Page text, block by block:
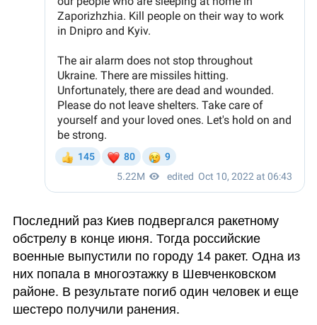
Последний раз Киев подвергался ракетному
обстрелу в конце июня. Тогда российские
военные выпустили по городу 14 ракет. Одна из
них попала в многоэтажку в Шевченковском
районе. В результате погиб один человек и еще
шестеро получили ранения.